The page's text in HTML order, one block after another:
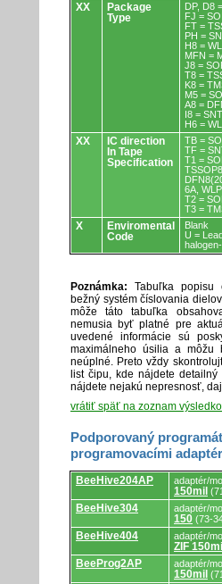
XX
Package
Type
DP, D8
FJ =
FT =
PH =
H8 =
MFN =
J8 =
T8 =
K8 =
M5 =
A8 =
I8 =
H6 =
XX
IC direction
In Tape
Specification
TB =
TF =
T1 =
6A,
T2 =
T3 =
X
Enviromental
Code
Blank
U =
Poznámka: Tabuľka popisu
bežný systém číslovania
môže táto tabuľka
nemusia byť platné pre
uvedené informácie sú
maximálneho úsilia a môžu
neúplné. Preto vždy
list čipu, kde nájdete
nájdete nejakú nepresnosť,
vrátiť späť na zoznam
Podporovaný
programovacími
Podporovaný
programátormi
a
programovacími
BeeHive204AP adaptér/
150mil
BeeHive304 adaptér/
150 (73-
BeeHive404 adaptér/
ZIF 150mil
BeeProg2AP adaptér/
150mil